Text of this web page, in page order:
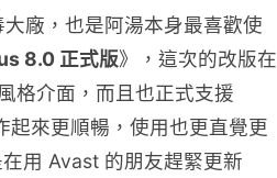
廠，也是阿湯本身最喜歡使
8.0 正式版》，這次的改版在
格介面，而且也正式支援
來更順暢，使用也更直覺更
用 Avast 的朋友趕緊更新